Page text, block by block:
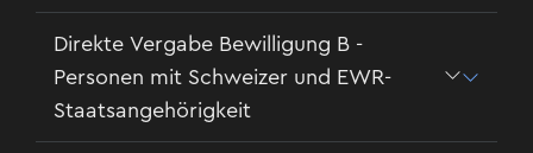
Direkte Vergabe Bewilligung B -
Personen mit Schweizer und EWR-
Staatsangehörigkeit